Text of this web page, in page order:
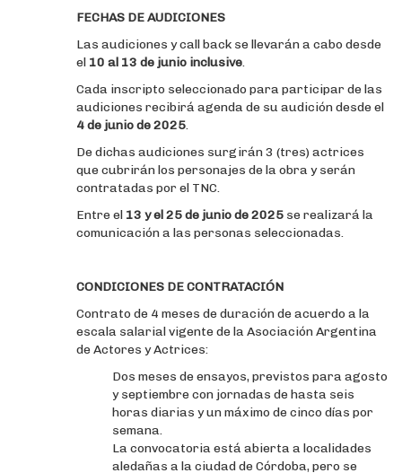
FECHAS DE AUDICIONES
Las audiciones y call back se llevarán a cabo desde
el 10 al 13 de junio inclusive.
Cada inscripto seleccionado para participar de las
audiciones recibirá agenda de su audición desde el
4 de junio de 2025.
De dichas audiciones surgirán 3 (tres) actrices
que cubrirán los personajes de la obra y serán
contratadas por el TNC.
Entre el 13 y el 25 de junio de 2025 se realizará la
comunicación a las personas seleccionadas.
CONDICIONES DE CONTRATACIÓN
Contrato de 4 meses de duración de acuerdo a la
escala salarial vigente de la Asociación Argentina
de Actores y Actrices:
Dos meses de ensayos, previstos para agosto
y septiembre con jornadas de hasta seis
horas diarias y un máximo de cinco días por
semana.
La convocatoria está abierta a localidades
aledañas a la ciudad de Córdoba, pero se